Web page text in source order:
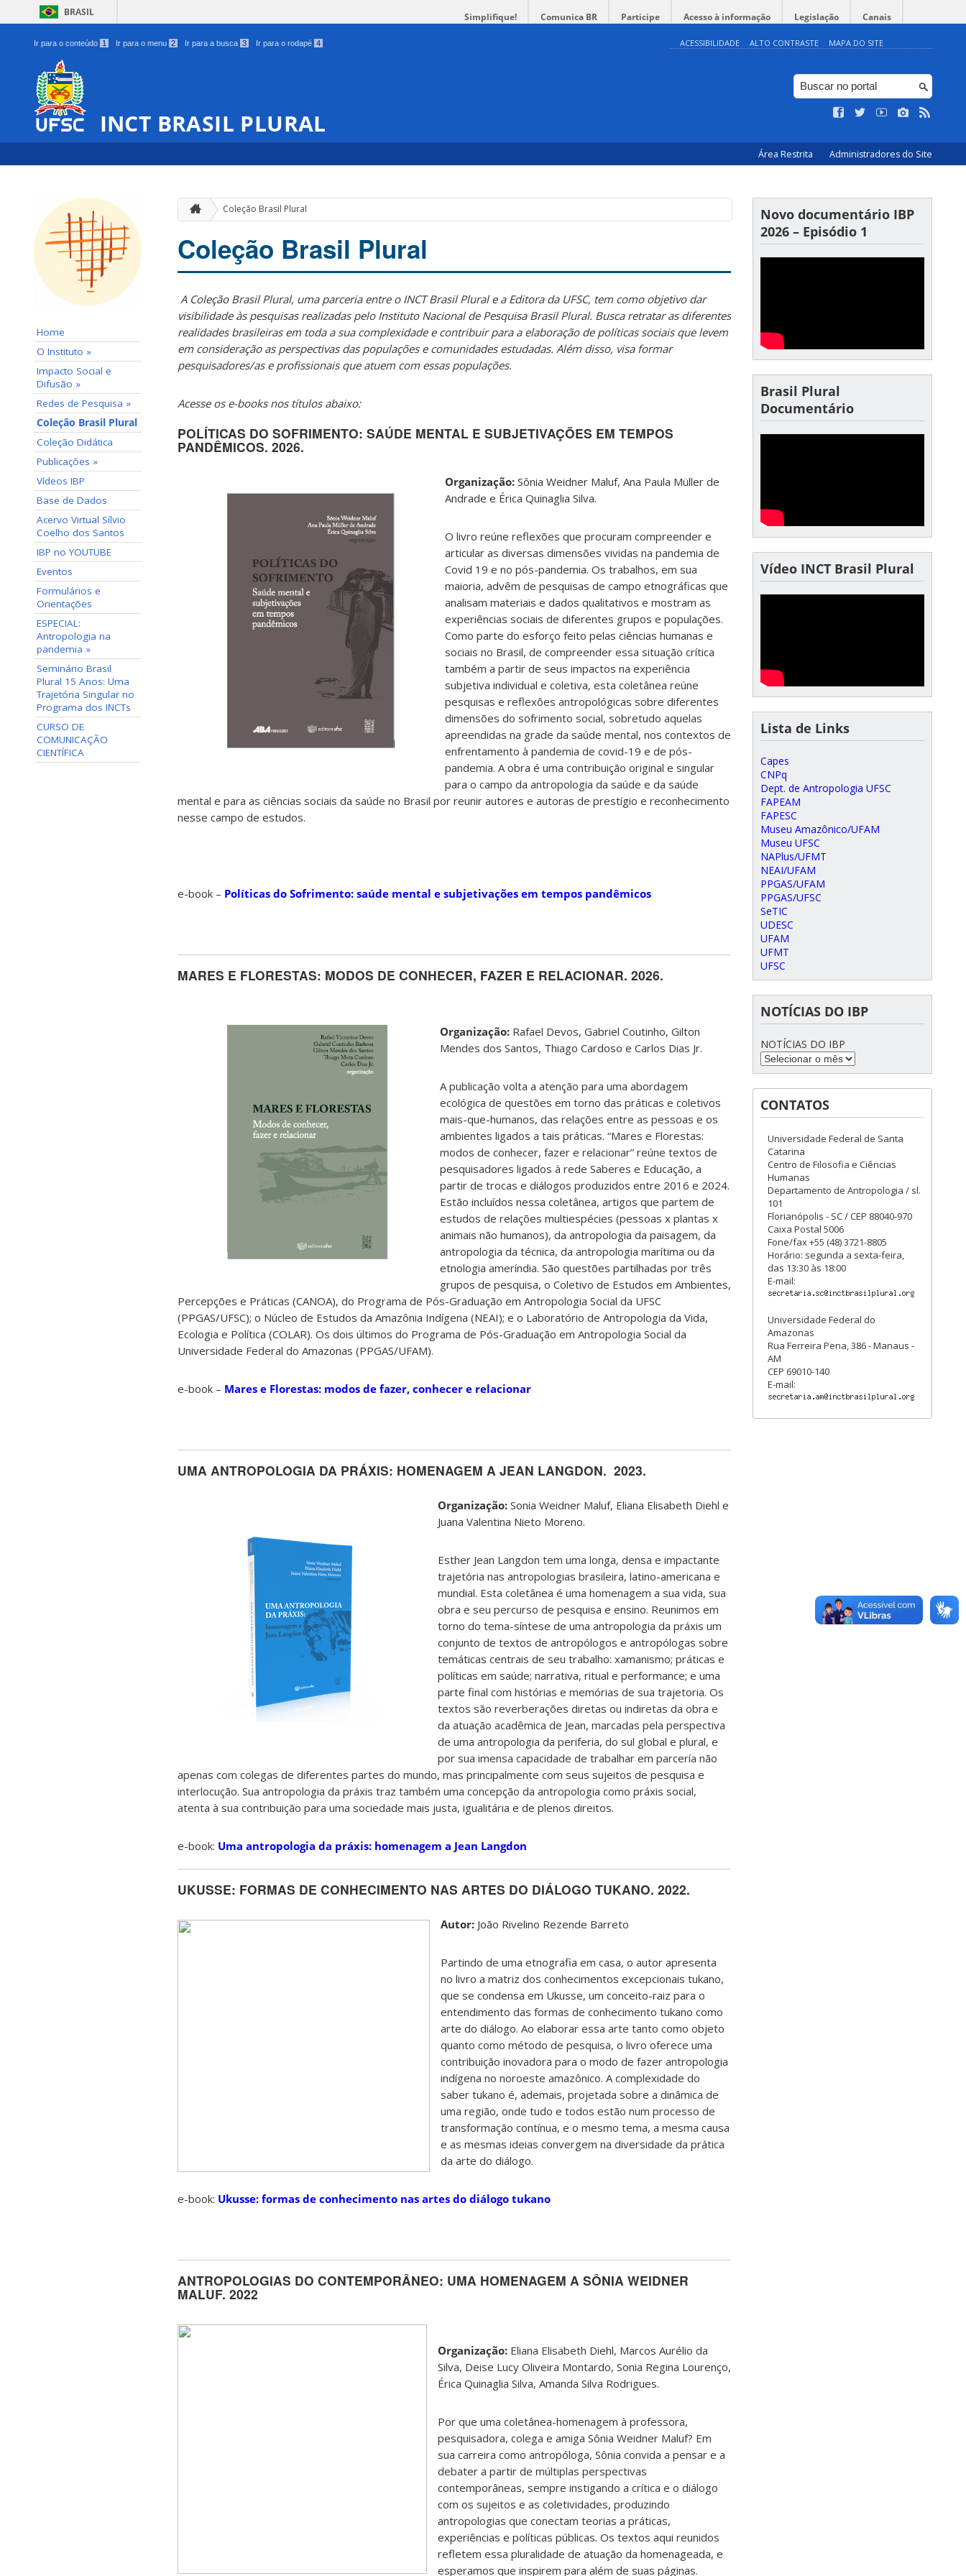
BRASIL Simplifique! Comunica BR Participe Acesso à informação Legislação Canais
Ir para o conteúdo 1 Ir para o menu 2 Ir para a busca 3 Ir para o rodapé 4 ACESSIBILIDADE ALTO CONTRASTE MAPA DO SITE
INCT BRASIL PLURAL
Área Restrita Administradores do Site
Home
O Instituto »
Impacto Social e
Difusão »
Redes de Pesquisa »
Coleção Brasil Plural
Coleção Didática
Publicações »
Vídeos IBP
Base de Dados
Acervo Virtual Sílvio
Coelho dos Santos
IBP no YOUTUBE
Eventos
Formulários e
Orientações
ESPECIAL:
Antropologia na
pandemia »
Seminário Brasil
Plural 15 Anos: Uma
Trajetória Singular no
Programa dos INCTs
CURSO DE
COMUNICAÇÃO
CIENTÍFICA
Coleção Brasil Plural
Coleção Brasil Plural
A Coleção Brasil Plural, uma parceria entre o INCT Brasil Plural e a Editora da UFSC, tem como objetivo dar
visibilidade às pesquisas realizadas pelo Instituto Nacional de Pesquisa Brasil Plural. Busca retratar as diferentes
realidades brasileiras em toda a sua complexidade e contribuir para a elaboração de políticas sociais que levem
em consideração as perspectivas das populações e comunidades estudadas. Além disso, visa formar
pesquisadores/as e profissionais que atuem com essas populações.
Acesse os e-books nos títulos abaixo:
POLÍTICAS DO SOFRIMENTO: SAÚDE MENTAL E SUBJETIVAÇÕES EM TEMPOS
PANDÊMICOS. 2026.
Organização: Sônia Weidner Maluf, Ana Paula Müller de
Andrade e Érica Quinaglia Silva.
O livro reúne reflexões que procuram compreender e
articular as diversas dimensões vividas na pandemia de
Covid 19 e no pós-pandemia. Os trabalhos, em sua
maioria, advêm de pesquisas de campo etnográficas que
analisam materiais e dados qualitativos e mostram as
experiências sociais de diferentes grupos e populações.
Como parte do esforço feito pelas ciências humanas e
sociais no Brasil, de compreender essa situação crítica
também a partir de seus impactos na experiência
subjetiva individual e coletiva, esta coletânea reúne
pesquisas e reflexões antropológicas sobre diferentes
dimensões do sofrimento social, sobretudo aquelas
apreendidas na grade da saúde mental, nos contextos de
enfrentamento à pandemia de covid-19 e de pós-
pandemia. A obra é uma contribuição original e singular
para o campo da antropologia da saúde e da saúde
mental e para as ciências sociais da saúde no Brasil por reunir autores e autoras de prestígio e reconhecimento
nesse campo de estudos.
e-book – Políticas do Sofrimento: saúde mental e subjetivações em tempos pandêmicos
MARES E FLORESTAS: MODOS DE CONHECER, FAZER E RELACIONAR. 2026.
Organização: Rafael Devos, Gabriel Coutinho, Gilton
Mendes dos Santos, Thiago Cardoso e Carlos Dias Jr.
A publicação volta a atenção para uma abordagem
ecológica de questões em torno das práticas e coletivos
mais-que-humanos, das relações entre as pessoas e os
ambientes ligados a tais práticas. “Mares e Florestas:
modos de conhecer, fazer e relacionar” reúne textos de
pesquisadores ligados à rede Saberes e Educação, a
partir de trocas e diálogos produzidos entre 2016 e 2024.
Estão incluídos nessa coletânea, artigos que partem de
estudos de relações multiespécies (pessoas x plantas x
animais não humanos), da antropologia da paisagem, da
antropologia da técnica, da antropologia marítima ou da
etnologia ameríndia. São questões partilhadas por três
grupos de pesquisa, o Coletivo de Estudos em Ambientes,
Percepções e Práticas (CANOA), do Programa de Pós-Graduação em Antropologia Social da UFSC
(PPGAS/UFSC); o Núcleo de Estudos da Amazônia Indígena (NEAI); e o Laboratório de Antropologia da Vida,
Ecologia e Política (COLAR). Os dois últimos do Programa de Pós-Graduação em Antropologia Social da
Universidade Federal do Amazonas (PPGAS/UFAM).
e-book – Mares e Florestas: modos de fazer, conhecer e relacionar
UMA ANTROPOLOGIA DA PRÁXIS: HOMENAGEM A JEAN LANGDON. 2023.
Organização: Sonia Weidner Maluf, Eliana Elisabeth Diehl e
Juana Valentina Nieto Moreno.
Esther Jean Langdon tem uma longa, densa e impactante
trajetória nas antropologias brasileira, latino-americana e
mundial. Esta coletânea é uma homenagem a sua vida, sua
obra e seu percurso de pesquisa e ensino. Reunimos em
torno do tema-síntese de uma antropologia da práxis um
conjunto de textos de antropólogos e antropólogas sobre
temáticas centrais de seu trabalho: xamanismo; práticas e
políticas em saúde; narrativa, ritual e performance; e uma
parte final com histórias e memórias de sua trajetoria. Os
textos são reverberações diretas ou indiretas da obra e
da atuação acadêmica de Jean, marcadas pela perspectiva
de uma antropologia da periferia, do sul global e plural, e
por sua imensa capacidade de trabalhar em parcería não
apenas com colegas de diferentes partes do mundo, mas principalmente com seus sujeitos de pesquisa e
interlocução. Sua antropologia da práxis traz também uma concepção da antropologia como práxis social,
atenta à sua contribuição para uma sociedade mais justa, igualitária e de plenos direitos.
e-book: Uma antropologia da práxis: homenagem a Jean Langdon
UKUSSE: FORMAS DE CONHECIMENTO NAS ARTES DO DIÁLOGO TUKANO. 2022.
Autor: João Rivelino Rezende Barreto
Partindo de uma etnografia em casa, o autor apresenta
no livro a matriz dos conhecimentos excepcionais tukano,
que se condensa em Ukusse, um conceito-raiz para o
entendimento das formas de conhecimento tukano como
arte do diálogo. Ao elaborar essa arte tanto como objeto
quanto como método de pesquisa, o livro oferece uma
contribuição inovadora para o modo de fazer antropologia
indígena no noroeste amazônico. A complexidade do
saber tukano é, ademais, projetada sobre a dinâmica de
uma região, onde tudo e todos estão num processo de
transformação contínua, e o mesmo tema, a mesma causa
e as mesmas ideias convergem na diversidade da prática
da arte do diálogo.
e-book: Ukusse: formas de conhecimento nas artes do diálogo tukano
ANTROPOLOGIAS DO CONTEMPORÂNEO: UMA HOMENAGEM A SÔNIA WEIDNER
MALUF. 2022
Organização: Eliana Elisabeth Diehl, Marcos Aurélio da
Silva, Deise Lucy Oliveira Montardo, Sonia Regina Lourenço,
Érica Quinaglia Silva, Amanda Silva Rodrigues.
Por que uma coletânea-homenagem à professora,
pesquisadora, colega e amiga Sônia Weidner Maluf? Em
sua carreira como antropóloga, Sônia convida a pensar e a
debater a partir de múltiplas perspectivas
contemporâneas, sempre instigando a crítica e o diálogo
com os sujeitos e as coletividades, produzindo
antropologias que conectam teorias a práticas,
experiências e políticas públicas. Os textos aqui reunidos
refletem essa pluralidade de atuação da homenageada, e
esperamos que inspirem para além de suas páginas.
Novo documentário IBP
2026 – Episódio 1
Brasil Plural
Documentário
Vídeo INCT Brasil Plural
Lista de Links
Capes
CNPq
Dept. de Antropologia UFSC
FAPEAM
FAPESC
Museu Amazônico/UFAM
Museu UFSC
NAPlus/UFMT
NEAI/UFAM
PPGAS/UFAM
PPGAS/UFSC
SeTIC
UDESC
UFAM
UFMT
UFSC
NOTÍCIAS DO IBP
NOTÍCIAS DO IBP
CONTATOS
Universidade Federal de Santa
Catarina
Centro de Filosofia e Ciências
Humanas
Departamento de Antropologia / sl.
101
Florianópolis - SC / CEP 88040-970
Caixa Postal 5006
Fone/fax +55 (48) 3721-8805
Horário: segunda a sexta-feira,
das 13:30 às 18:00
E-mail:
Universidade Federal do
Amazonas
Rua Ferreira Pena, 386 - Manaus -
AM
CEP 69010-140
E-mail: